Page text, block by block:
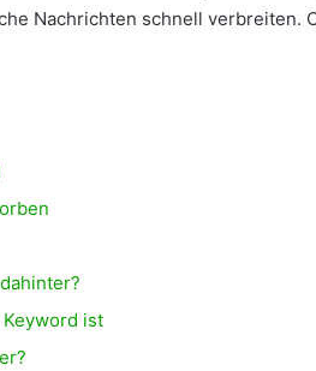
Nachrichten schnell verbreiten.
ist